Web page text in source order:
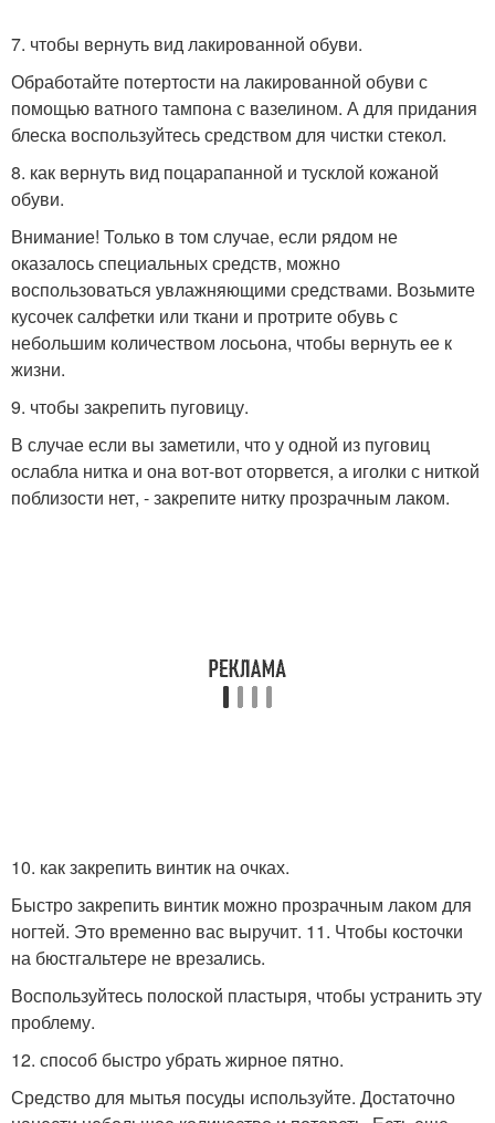
7. чтобы вернуть вид лакированной обуви.
Обработайте потертости на лакированной обуви с
помощью ватного тампона с вазелином. А для придания
блеска воспользуйтесь средством для чистки стекол.
8. как вернуть вид поцарапанной и тусклой кожаной
обуви.
Внимание! Только в том случае, если рядом не
оказалось специальных средств, можно
воспользоваться увлажняющими средствами. Возьмите
кусочек салфетки или ткани и протрите обувь с
небольшим количеством лосьона, чтобы вернуть ее к
жизни.
9. чтобы закрепить пуговицу.
В случае если вы заметили, что у одной из пуговиц
ослабла нитка и она вот-вот оторвется, а иголки с ниткой
поблизости нет, - закрепите нитку прозрачным лаком.
10. как закрепить винтик на очках.
Быстро закрепить винтик можно прозрачным лаком для
ногтей. Это временно вас выручит. 11. Чтобы косточки
на бюстгальтере не врезались.
Воспользуйтесь полоской пластыря, чтобы устранить эту
проблему.
12. способ быстро убрать жирное пятно.
Средство для мытья посуды используйте. Достаточно